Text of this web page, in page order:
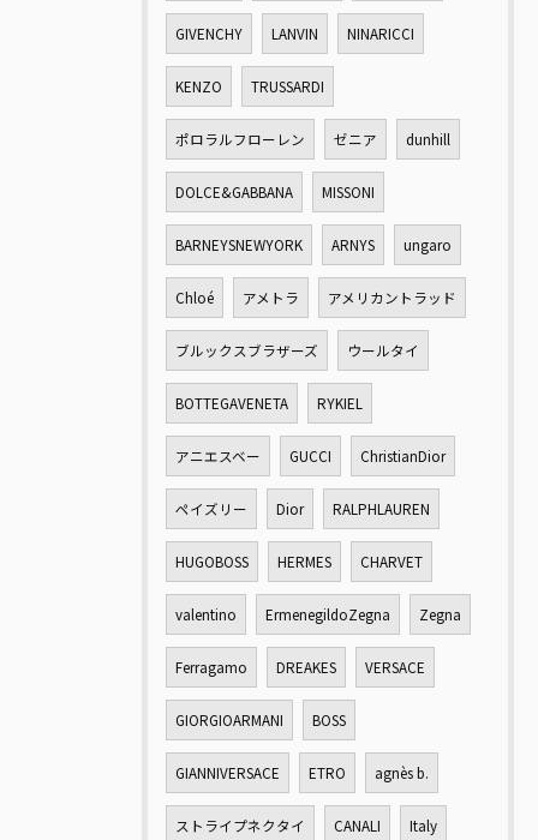
GIVENCHY LANVIN NINARICCI
KENZO TRUSSARDI
ポロラルフローレン ゼニア dunhill
DOLCE&GABBANA MISSONI
BARNEYSNEWYORK ARNYS ungaro
Chloé アメトラ アメリカントラッド
ブルックスブラザーズ ウールタイ
BOTTEGAVENETA RYKIEL
アニエスベー GUCCI ChristianDior
ペイズリー Dior RALPHLAUREN
HUGOBOSS HERMES CHARVET
valentino ErmenegildoZegna Zegna
Ferragamo DREAKES VERSACE
GIORGIOARMANI BOSS
GIANNIVERSACE ETRO agnès b.
ストライプネクタイ CANALI Italy